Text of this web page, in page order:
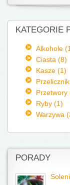
KATEGORIE
Alkohole
Ciasta (8)
Kasze (1)
Przetwory
Ryby (1)
Warzywa
PORADY